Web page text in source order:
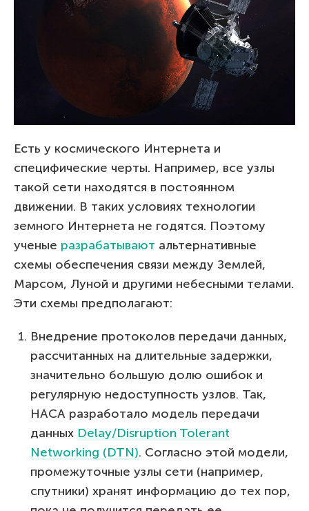
Есть у космического Интернета и
специфические черты. Например, все узлы
такой сети находятся в постоянном
движении. В таких условиях технологии
земного Интернета не годятся. Поэтому
ученые разрабатывают альтернативные
схемы обеспечения связи между Землей,
Марсом, Луной и другими небесными телами.
Эти схемы предполагают:
Внедрение протоколов передачи данных,
рассчитанных на длительные задержки,
значительно большую долю ошибок и
регулярную недоступность узлов. Так,
НАСА разработало модель передачи
данных Delay/Disruption Tolerant
Networking (DTN). Согласно этой модели,
промежуточные узлы сети (например,
спутники) хранят информацию до тех пор,